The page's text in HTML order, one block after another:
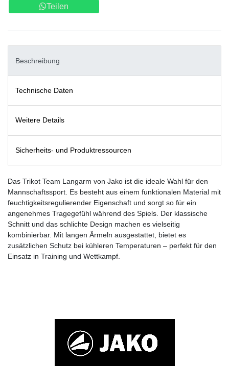
Teilen
Beschreibung
Technische Daten
Weitere Details
Sicherheits- und Produktressourcen
Das Trikot Team Langarm von Jako ist die ideale Wahl für den
Mannschaftssport. Es besteht aus einem funktionalen Material mit
feuchtigkeitsregulierender Eigenschaft und sorgt so für ein
angenehmes Tragegefühl während des Spiels. Der klassische
Schnitt und das schlichte Design machen es vielseitig
kombinierbar. Mit langen Ärmeln ausgestattet, bietet es
zusätzlichen Schutz bei kühleren Temperaturen – perfekt für den
Einsatz in Training und Wettkampf.